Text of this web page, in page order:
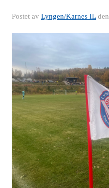
Postet av Lyngen/Karnes ILden